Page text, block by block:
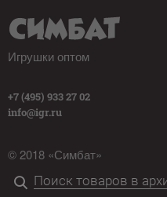
Игрушки оптом
+7 (495) 933 27 02
info@igr.ru
© 2018 «Симбат»